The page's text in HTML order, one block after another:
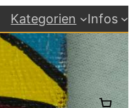
Kategorien Infos